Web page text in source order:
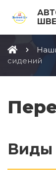
сидений
Виды